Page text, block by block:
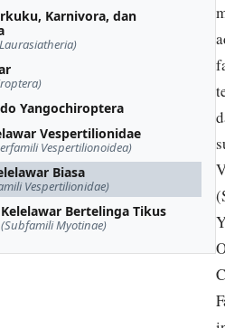
Karnivora, dan
Yangochiroptera
Vespertilionidae
Vespertilionoidea)
Biasa
Vespertilionidae)
Kelelawar Bertelinga Tikus
(Subfamili Myotinae)